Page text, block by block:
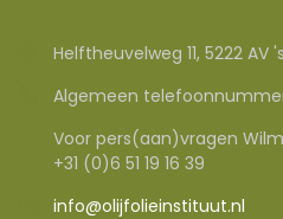
Helftheuvelweg 11, 5222
Algemeen
Voor pers(aan)vragen
+31 (0)6 51 19 16 39
info@olijfolieinstituut.nl